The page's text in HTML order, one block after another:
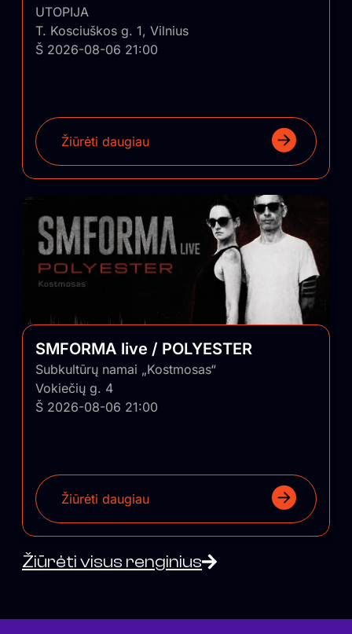
UTOPIJA
T. Kosciuškos g. 1, Vilnius
Š 2026-08-06 21:00
Žiūrėti daugiau
SMFORMA live / POLYESTER
Subkultūrų namai „Kostmosas“
Vokiečių g. 4
Š 2026-08-06 21:00
Žiūrėti daugiau
Žiūrėti visus renginius